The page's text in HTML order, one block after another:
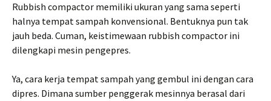
Rubbish compactor memiliki ukuran yang sama seperti
halnya tempat sampah konvensional. Bentuknya pun tak
jauh beda. Cuman, keistimewaan rubbish compactor ini
dilengkapi mesin pengepres.
Ya, cara kerja tempat sampah yang gembul ini dengan cara
dipres. Dimana sumber penggerak mesinnya berasal dari